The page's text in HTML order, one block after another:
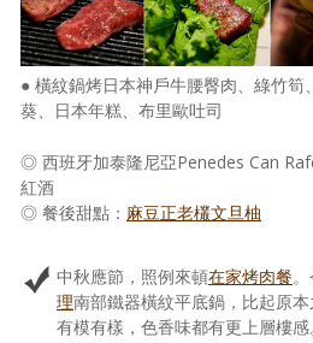
● 橫紋鍋烤日本神戶牛腰臀肉、綠竹筍
葵、日本年糕、布里歐吐司
◎ 西班牙加泰隆尼亞Penedes Can
紅酒
◎ 餐後甜點： 麻豆正老欉文旦柚
中秋應節，照例來頓在家烤肉餐
理南部鐵器橫紋平底鍋，比起原本
有模有樣，色香味都有更上層樓感